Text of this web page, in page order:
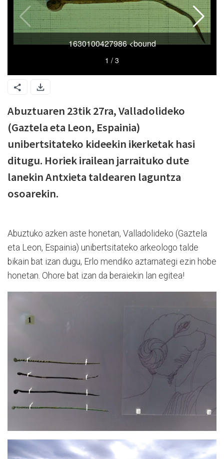
Abuztuaren 23tik 27ra, Valladolideko
(Gaztela eta Leon, Espainia)
unibertsitateko kideekin ikerketak hasi
ditugu. Horiek irailean jarraituko dute
lanekin Antxieta taldearen laguntza
osoarekin.
Abuztuko azken aste honetan, Valladolideko (Gaztela
eta Leon, Espainia) unibertsitateko arkeologo talde
bikain bat izan dugu, Erlo mendiko aztarnategi ezin hobe
honetan. Ohore bat izan da beraiekin lan egitea!